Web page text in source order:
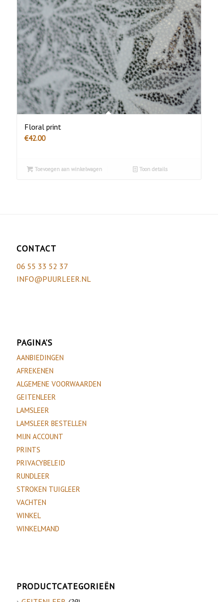
Floral print
€42.00
Toevoegen aan winkelwagen Toon details
CONTACT
06 55 33 52 37
INFO@PUURLEER.NL
PAGINA’S
AANBIEDINGEN
AFREKENEN
ALGEMENE VOORWAARDEN
GEITENLEER
LAMSLEER
LAMSLEER BESTELLEN
MIJN ACCOUNT
PRINTS
PRIVACYBELEID
RUNDLEER
STROKEN TUIGLEER
VACHTEN
WINKEL
WINKELMAND
PRODUCTCATEGORIEËN